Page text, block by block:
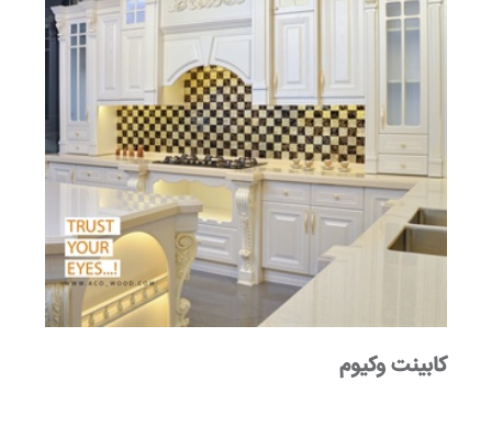
کابینت وکیوم